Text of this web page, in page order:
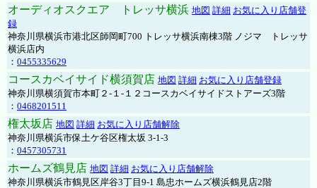
オーディオスクエア トレッサ横浜 地図 詳細 お気に入り店舗登
録
神奈川県横浜市港北区師岡町700 トレッサ横浜南棟3階 ノジマ トレッサ
横浜店内
： 0455335629
コースカベイサイド横須賀店 地図 詳細 お気に入り店舗登録
神奈川県横須賀市本町２-１-１２コースカベイサイドストアーズ3階
： 0468201511
権太坂店 地図 詳細 お気に入り店舗解除
神奈川県横浜市保土ケ谷区権太坂 3-1-3
： 0457305731
ホームズ鶴見店 地図 詳細 お気に入り店舗解除
神奈川県横浜市鶴見区岸谷3丁目9-1 島忠ホームズ横浜鶴見店2階